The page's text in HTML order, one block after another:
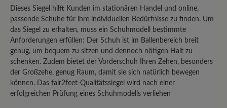
gesucht habe. Glücklich bin ich damit
jedoch nicht. Die Sohle hat kein
Abrollverhalten, das Innenteil besteht
aus nicht atmungsaktivem Material, das
schon nach einmaligem Tragen
unangenehm riecht. Die Schuhe sind
klobig und nach 1 stündigem
Spaziergang hatte ich sehr gestresste
Dieses Siegel hilft Kunden im stationären Handel und online,
passende Schuhe für ihre individuellen Bedürfnisse zu finden. Um
das Siegel zu erhalten, muss ein Schuhmodell bestimmte
Anforderungen erfüllen: Der Schuh ist im Ballenbereich breit
genug, um bequem zu sitzen und dennoch nötigen Halt zu
schenken. Zudem bietet der Vorderschuh Ihren Zehen, besonders
der Großzehe, genug Raum, damit sie sich natürlich bewegen
können. Das fair2feet-Qualitätssiegel wird nach einer
erfolgreichen Prüfung eines Schuhmodells verliehen